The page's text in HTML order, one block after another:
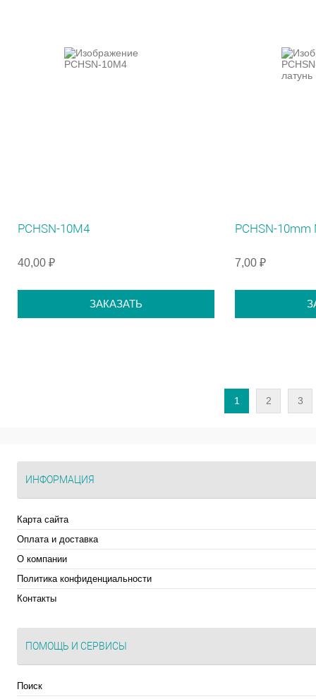
PCHSN-10M4
40,00 ₽
ЗАКАЗАТЬ
PCHSN-10mm
7,00 ₽
1 2 3
ИНФОРМАЦИЯ
Карта сайта
Оплата и доставка
О компании
Политика конфиденциальности
Контакты
ПОМОЩЬ И СЕРВИСЫ
Поиск